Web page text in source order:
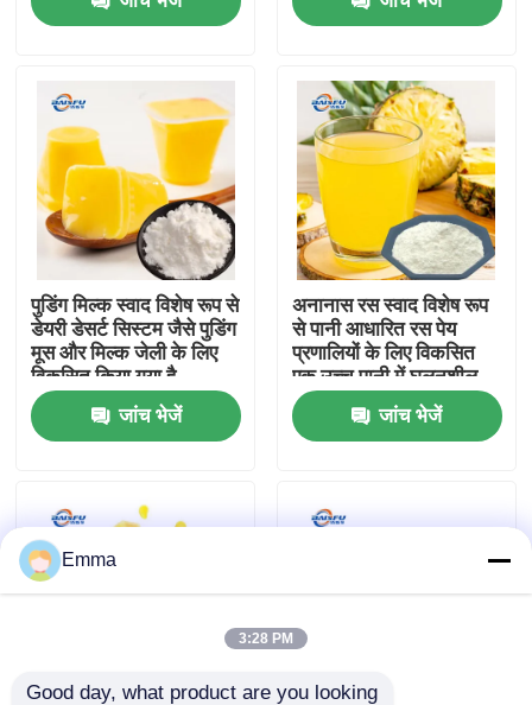
घर
उत्पाद
वीडियो
वी.आर. शो
हमारे बारे में
कारखाने का दौरा
हमसे संपर्क करें
खाद्य पदार्थों के स्वाद
पुडिंग मिल्क स्वाद विशेष रूप से
डेयरी डेसर्ट सिस्टम जैसे पुडिंग
मूस और मिल्क जेली के लिए
विकसित किया गया है
जांच भेजें
अनानास रस स्वाद विशेष रूप
से पानी आधारित रस पेय
प्रणालियों के लिए विकसित
एक उच्च पानी में घुलनशील
स्पष्ट सूत्र यह सटीक ताजा
रसदार खट्टा-मीठा पुनः पेश
करता है
जांच भेजें
Emma
3:28 PM
Good day, what product are you looking